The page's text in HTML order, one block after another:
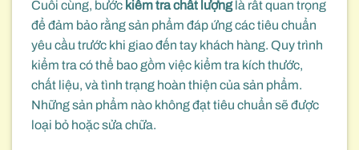
Cuối cùng, bước kiểm tra chất lượnglà rất quan trọng
để đảm bảo rằng sản phẩm đáp ứng các tiêu chuẩn
yêu cầu trước khi giao đến tay khách hàng. Quy trình
kiểm tra có thể bao gồm việc kiểm tra kích thước,
chất liệu, và tình trạng hoàn thiện của sản phẩm.
Những sản phẩm nào không đạt tiêu chuẩn sẽ được
loại bỏ hoặc sửa chữa.